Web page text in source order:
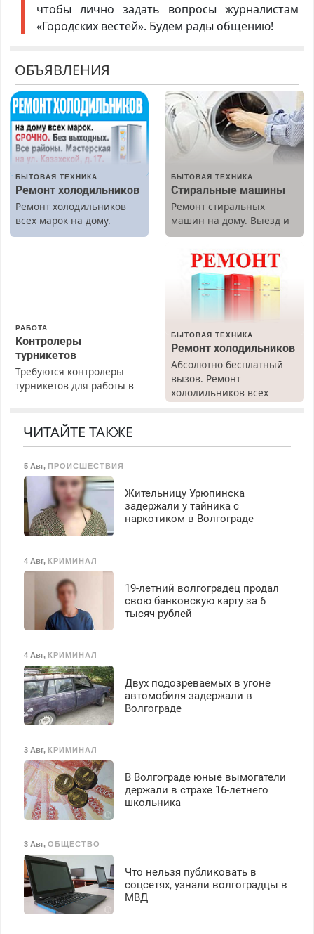
чтобы лично задать вопросы журналистам
«Городских вестей». Будем рады общению!
ОБЪЯВЛЕНИЯ
БЫТОВАЯ ТЕХНИКА
Ремонт холодильников
Ремонт холодильников
всех марок на дому.
БЫТОВАЯ ТЕХНИКА
Стиральные машины
Ремонт стиральных
машин на дому. Выезд и
диагностика бесплатно.
РАБОТА
Контролеры
турникетов
Требуются контролеры
турникетов для работы в
Прием по ТК РФ. График
З/п – до 96000 рублей до
вычета налогов.
Ежемесячно
выплачивается денежная
премия. Возможно
бесплатное обучение,
работа инспектором по
транспортной
безопасности с з/п до
125000 руб.
БЫТОВАЯ ТЕХНИКА
Ремонт холодильников
Абсолютно бесплатный
вызов. Ремонт
холодильников всех
Пенсионерам – скидки до
ЧИТАЙТЕ ТАКЖЕ
5 Авг, ПРОИСШЕСТВИЯ
Жительницу Урюпинска
задержали у тайника с
наркотиком в Волгограде
4 Авг, КРИМИНАЛ
19-летний волгоградец продал
свою банковскую карту за 6
тысяч рублей
4 Авг, КРИМИНАЛ
Двух подозреваемых в угоне
автомобиля задержали в
Волгограде
3 Авг, КРИМИНАЛ
В Волгограде юные вымогатели
держали в страхе 16-летнего
школьника
3 Авг, ОБЩЕСТВО
Что нельзя публиковать в
соцсетях, узнали волгоградцы в
МВД